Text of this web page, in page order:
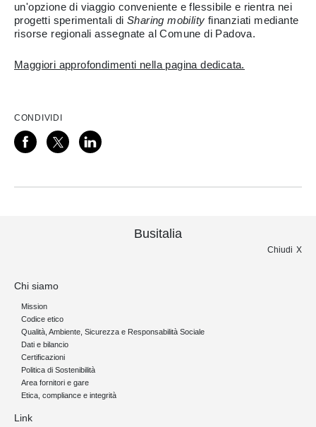
un'opzione di viaggio conveniente e flessibile e rientra nei
progetti sperimentali di Sharing mobility finanziati mediante
risorse regionali assegnate al Comune di Padova.
Maggiori approfondimenti nella pagina dedicata.
CONDIVIDI
Busitalia
Chiudi
Chi siamo
Mission
Codice etico
Qualità, Ambiente, Sicurezza e Responsabilità Sociale
Dati e bilancio
Certificazioni
Politica di Sostenibilità
Area fornitori e gare
Etica, compliance e integrità
Link